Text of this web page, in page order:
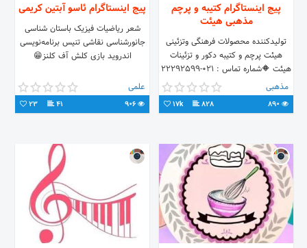
پیج اینستاگرام کتیبه و پرچم
مذهبی هیئت
تولیدکننده محصولات فرهنگی وتزئینی
هیئت پرچم و کتیبه دکور و تزئینات
هیئت 🔶شماره تماس : 021-22292599
09368626450 : سفارش
WWW.SHOBBAR.COM
مذهبی
828
17k
پیج اینستاگرام ئاسو آبتین کریمی
شعر ریاضیات فیزیک باستان شناسی
جانورشناسی نقاشی تنیس برنامه‌نویسی
اندروید بازی کلش آف کلنز😁
علمی
41
23